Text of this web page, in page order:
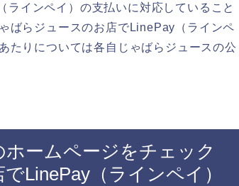
インペイ）の支払いに対応していること
ばらジュースのお店でLinePay（ラインペ
たりについては各自じゃばらジュースの公
ームページをチェック
LinePay（ラインペイ）